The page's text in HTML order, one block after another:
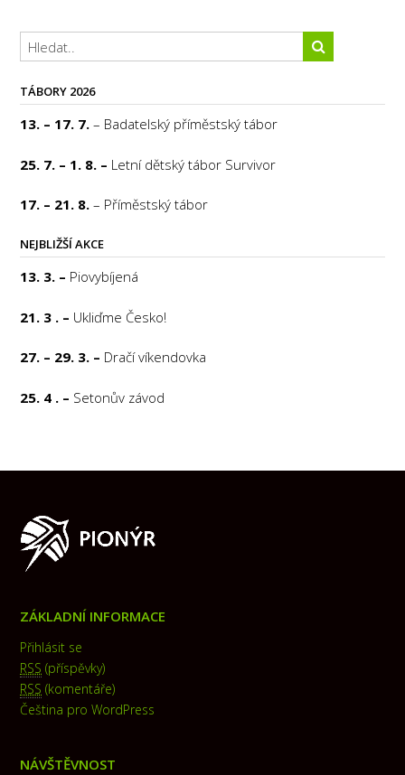
TÁBORY 2026
13. – 17. 7. – Badatelský příměstský tábor
25. 7. – 1. 8. – Letní dětský tábor Survivor
17. – 21. 8. – Příměstský tábor
NEJBLIŽŠÍ AKCE
13. 3. – Piovybíjená
21. 3 . – Ukliďme Česko!
27. – 29. 3. – Dračí víkendovka
25. 4 . – Setonův závod
ZÁKLADNÍ INFORMACE
Přihlásit se
RSS (příspěvky)
RSS (komentáře)
Čeština pro WordPress
NÁVŠTĚVNOST